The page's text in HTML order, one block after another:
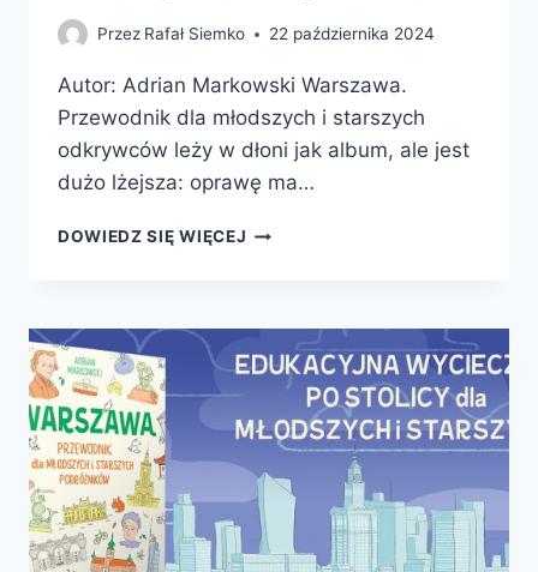
Przez Rafał Siemko 22 października 2024
Autor: Adrian Markowski Warszawa.
Przewodnik dla młodszych i starszych
odkrywców leży w dłoni jak album, ale jest
dużo lżejsza: oprawę ma…
DOWIEDZ SIĘ WIĘCEJ WARSZAWA.
I
STARSZYCH
ODKRYWCÓW